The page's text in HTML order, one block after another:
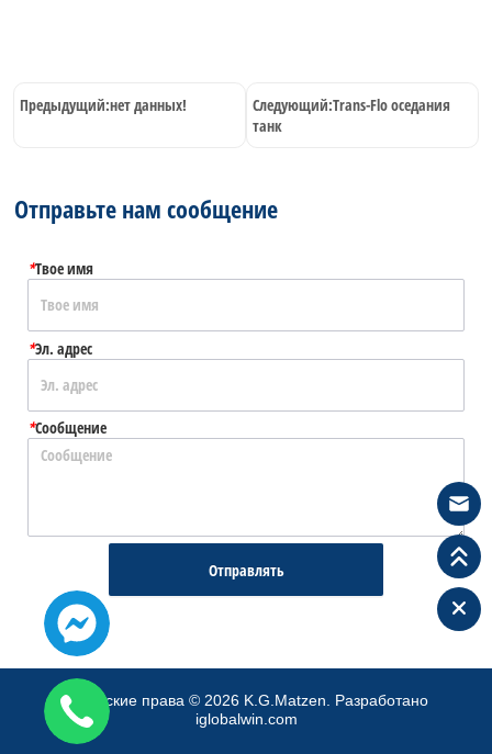
Предыдущий:нет данных! Следующий:Trans-Flo оседания
танк
Отправьте нам сообщение
*Твое имя
*Эл. адрес
*Сообщение
Отправлять
Авторские права © 2026 K.G.Matzen. Разработано
iglobalwin.com